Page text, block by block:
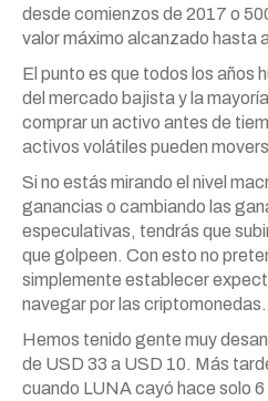
desde comienzos de 2017 o
valor máximo alcanzado hasta
El punto es que todos los años
del mercado bajista y la
comprar un activo antes de
activos volátiles pueden
Si no estás mirando el nivel
ganancias o cambiando las
especulativas, tendrás que
que golpeen. Con esto no
simplemente establecer
navegar por las criptomonedas.
Hemos tenido gente muy
de USD 33 a USD 10. Más
cuando LUNA cayó hace solo